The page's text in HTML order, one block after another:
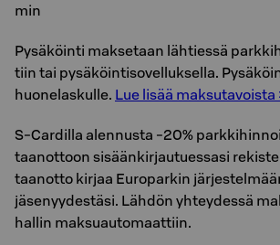
min
Py­sä­köin­ti mak­se­taan läh­ties­sä
tiin tai pysäköintisovelluksella.
huo­ne­las­kul­le. Lue lisää maksutavoista
S-Car­dil­la alen­nus­ta -20%
taan­ot­toon si­sään­kir­jau­tues­sa­si
taan­ot­to kir­jaa Eu­ro­par­kin
jä­se­nyy­des­tä­si. Läh­dön yh­tey­des­sä
hal­lin mak­suau­to­maat­tiin.